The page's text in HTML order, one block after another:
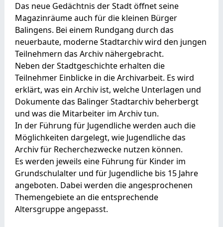
Das neue Gedächtnis der Stadt öffnet seine
Magazinräume auch für die kleinen Bürger
Balingens. Bei einem Rundgang durch das
neuerbaute, moderne Stadtarchiv wird den jungen
Teilnehmern das Archiv nähergebracht.
Neben der Stadtgeschichte erhalten die
Teilnehmer Einblicke in die Archivarbeit. Es wird
erklärt, was ein Archiv ist, welche Unterlagen und
Dokumente das Balinger Stadtarchiv beherbergt
und was die Mitarbeiter im Archiv tun.
In der Führung für Jugendliche werden auch die
Möglichkeiten dargelegt, wie Jugendliche das
Archiv für Recherchezwecke nutzen können.
Es werden jeweils eine Führung für Kinder im
Grundschulalter und für Jugendliche bis 15 Jahre
angeboten. Dabei werden die angesprochenen
Themengebiete an die entsprechende
Altersgruppe angepasst.